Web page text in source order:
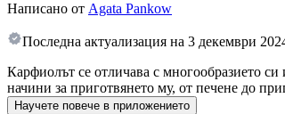
Написано от Agata Pankow
Последна актуализация на 3 декември
Карфиолът се отличава с многообразието
начини за приготвянето му, от печене до
Научете повече в приложението